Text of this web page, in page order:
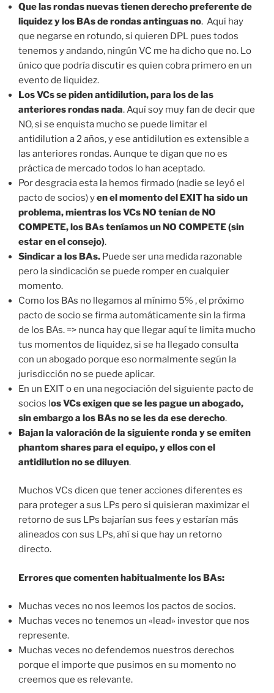
Que las rondas nuevas tienen derecho preferente de
liquidez y los BAs de rondas antinguas no. Aquí hay
que negarse en rotundo, si quieren DPL pues todos
tenemos y andando, ningún VC me ha dicho que no. Lo
único que podría discutir es quien cobra primero en un
evento de liquidez.
Los VCs se piden antidilution, para los de las
anteriores rondas nada. Aquí soy muy fan de decir que
NO, si se enquista mucho se puede limitar el
antidilution a 2 años, y ese antidilution es extensible a
las anteriores rondas. Aunque te digan que no es
práctica de mercado todos lo han aceptado.
Por desgracia esta la hemos firmado (nadie se leyó el
pacto de socios) yen el momento del EXIT ha sido un
problema, mientras los VCs NO tenían de NO
COMPETE, los BAs teníamos un NO COMPETE (sin
estar en el consejo).
Sindicar a los BAs. Puede ser una medida razonable
pero la sindicación se puede romper en cualquier
momento.
Como los BAs no llegamos al mínimo 5% , el próximo
pacto de socio se firma automáticamente sin la firma
de los BAs. => nunca hay que llegar aquí te limita mucho
tus momentos de liquidez, si se ha llegado consulta
con un abogado porque eso normalmente según la
jurisdicción no se puede aplicar.
En un EXIT o en una negociación del siguiente pacto de
socios los VCs exigen que se les pague un abogado,
sin embargo a los BAs no se les da ese derecho.
Bajan la valoración de la siguiente ronda y se emiten
phantom shares para el equipo, y ellos con el
antidilution no se diluyen.
Muchos VCs dicen que tener acciones diferentes es
para proteger a sus LPs pero si quisieran maximizar el
retorno de sus LPs bajarían sus fees y estarían más
alineados con sus LPs, ahí si que hay un retorno
directo.
Errores que comenten habitualmente los BAs:
Muchas veces no nos leemos los pactos de socios.
Muchas veces no tenemos un «lead» investor que nos
represente.
Muchas veces no defendemos nuestros derechos
porque el importe que pusimos en su momento no
creemos que es relevante.